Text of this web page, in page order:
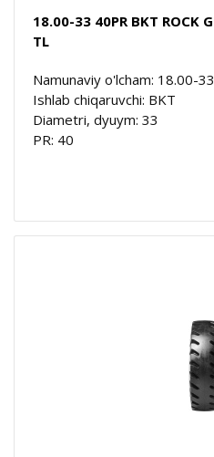
18.00-33 40PR BKT ROCK
TL
Namunaviy o'lcham: 18.00-33
Ishlab chiqaruvchi: BKT
Diametri, dyuym: 33
PR: 40